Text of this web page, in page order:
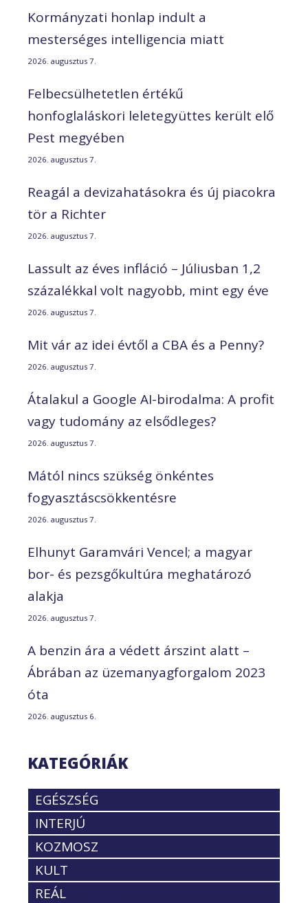
Kormányzati honlap indult a
mesterséges intelligencia miatt
2026. augusztus 7.
Felbecsülhetetlen értékű
honfoglaláskori leletegyüttes került elő
Pest megyében
2026. augusztus 7.
Reagál a devizahatásokra és új piacokra
tör a Richter
2026. augusztus 7.
Lassult az éves infláció – Júliusban 1,2
százalékkal volt nagyobb, mint egy éve
2026. augusztus 7.
Mit vár az idei évtől a CBA és a Penny?
2026. augusztus 7.
Átalakul a Google AI-birodalma: A profit
vagy tudomány az elsődleges?
2026. augusztus 7.
Mától nincs szükség önkéntes
fogyasztáscsökkentésre
2026. augusztus 7.
Elhunyt Garamvári Vencel; a magyar
bor- és pezsgőkultúra meghatározó
alakja
2026. augusztus 7.
A benzin ára a védett árszint alatt –
Ábrában az üzemanyagforgalom 2023
óta
2026. augusztus 6.
KATEGÓRIÁK
EGÉSZSÉG
INTERJÚ
KOZMOSZ
KULT
REÁL